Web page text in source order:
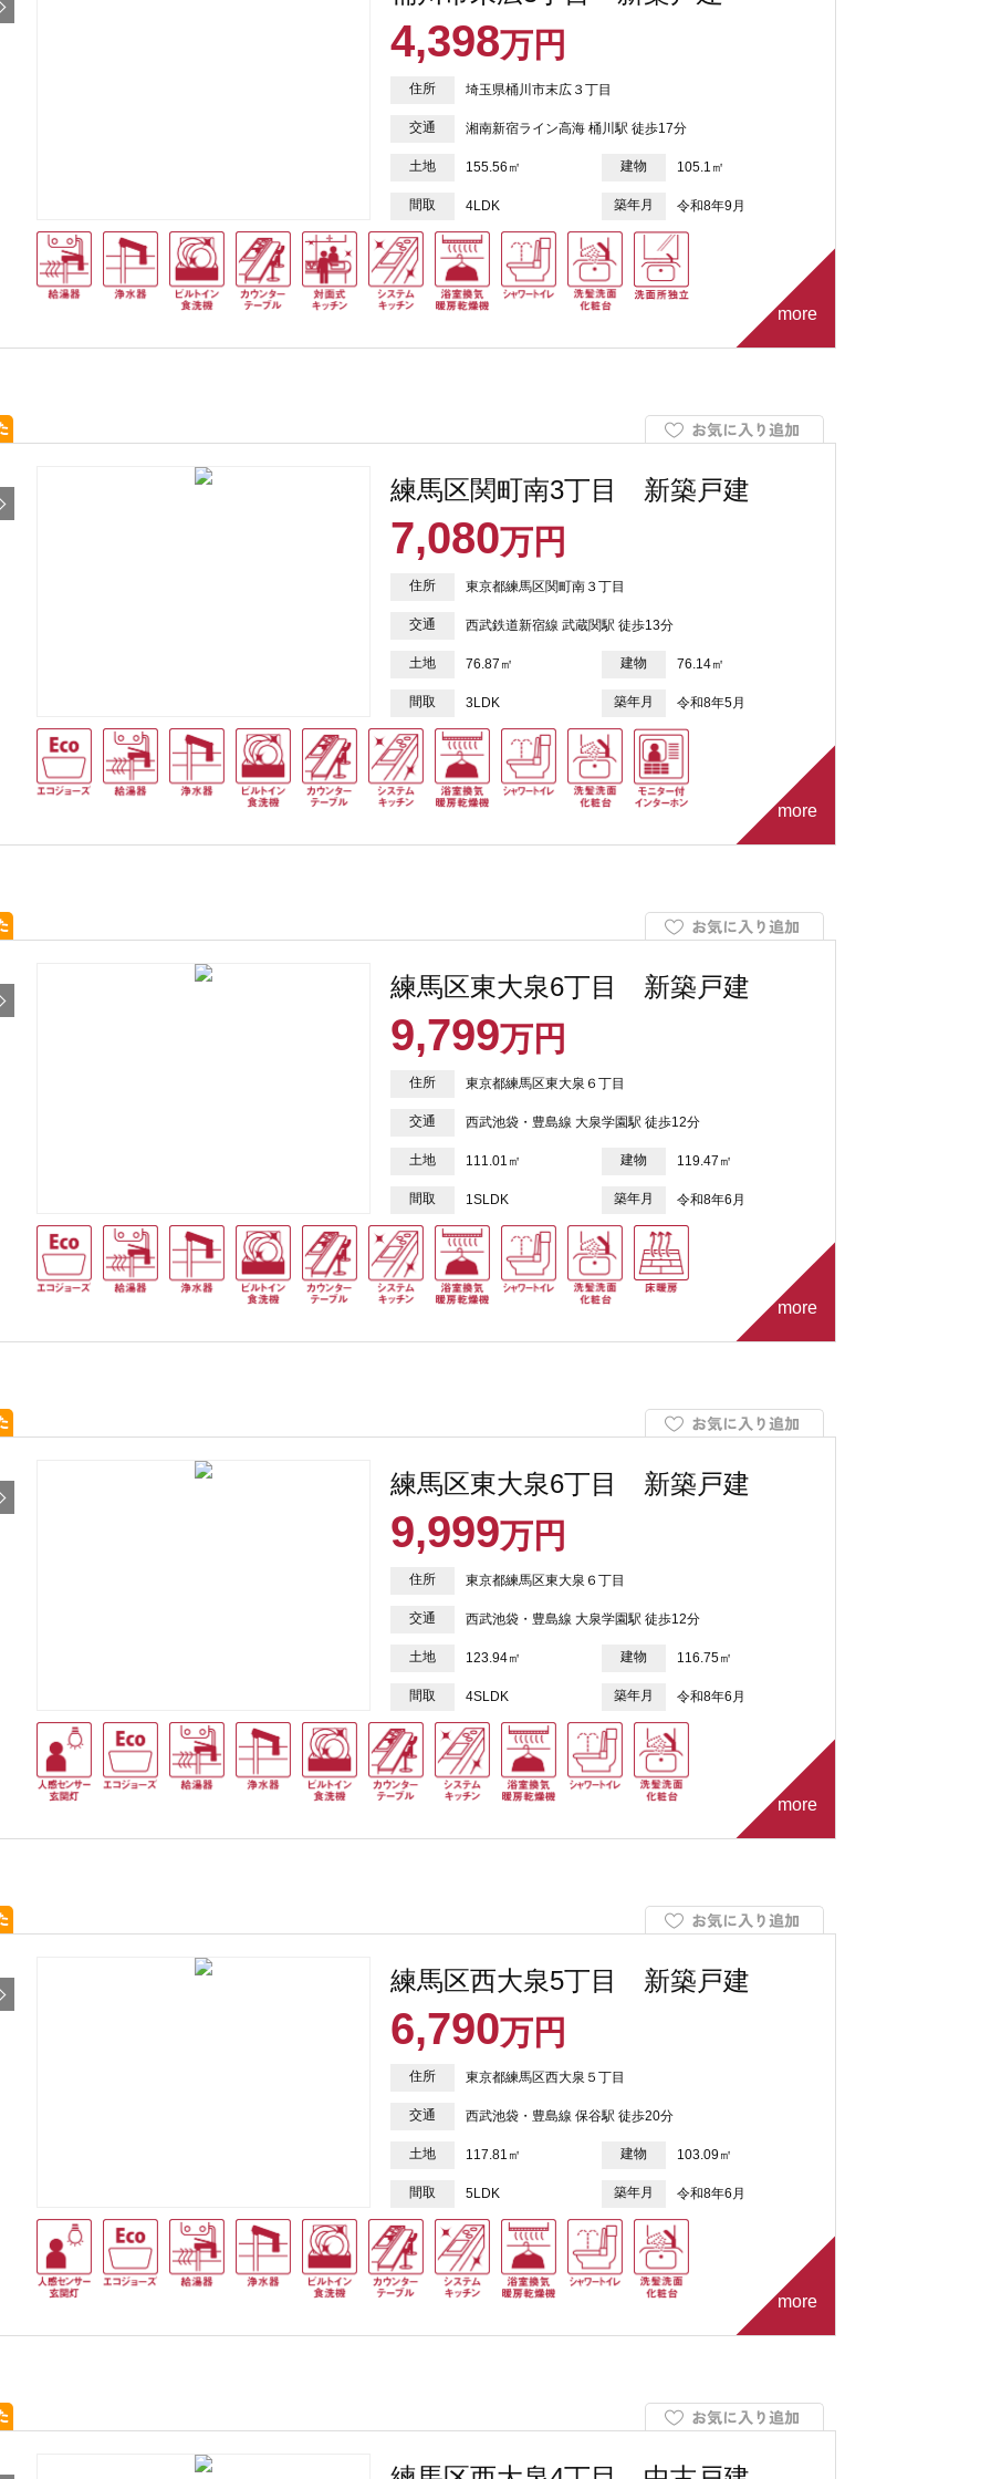
4,398万円
住所 埼玉県桶川市末広３丁目
交通 湘南新宿ライン高海 桶川駅 徒歩17分
土地 155.56㎡ 建物 105.1㎡
間取 4LDK 築年月 令和8年9月
more
練馬区関町南3丁目 新築戸建
7,080万円
住所 東京都練馬区関町南３丁目
交通 西武鉄道新宿線 武蔵関駅 徒歩13分
土地 76.87㎡ 建物 76.14㎡
間取 3LDK 築年月 令和8年5月
more
練馬区東大泉6丁目 新築戸建
9,799万円
住所 東京都練馬区東大泉６丁目
交通 西武池袋・豊島線 大泉学園駅 徒歩12分
土地 111.01㎡ 建物 119.47㎡
間取 1SLDK 築年月 令和8年6月
more
練馬区東大泉6丁目 新築戸建
9,999万円
住所 東京都練馬区東大泉６丁目
交通 西武池袋・豊島線 大泉学園駅 徒歩12分
土地 123.94㎡ 建物 116.75㎡
間取 4SLDK 築年月 令和8年6月
more
練馬区西大泉5丁目 新築戸建
6,790万円
住所 東京都練馬区西大泉５丁目
交通 西武池袋・豊島線 保谷駅 徒歩20分
土地 117.81㎡ 建物 103.09㎡
間取 5LDK 築年月 令和8年6月
more